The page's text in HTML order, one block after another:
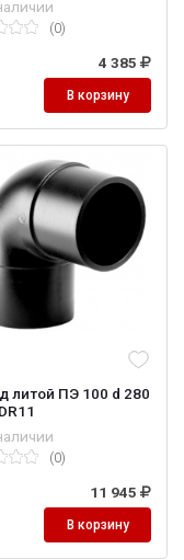
(0)
4 385
В корзину
литой ПЭ 100 d 280
(0)
11 945
В корзину